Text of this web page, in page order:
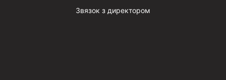
Звязок з директором